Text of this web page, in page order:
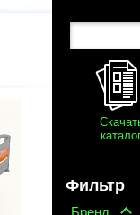
Фильтр
Бренд